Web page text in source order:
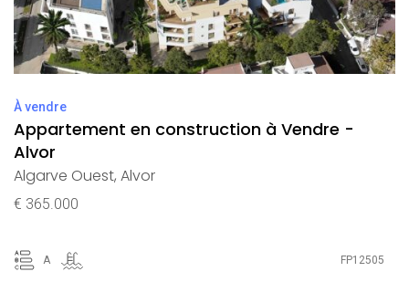
À vendre
Appartement en construction à Vendre -
Alvor
Algarve Ouest, Alvor
€ 365.000
A FP12505